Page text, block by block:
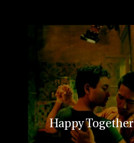
Happy Together